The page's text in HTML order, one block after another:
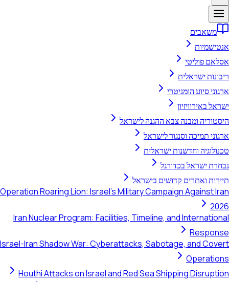
משאבים
פוליטי
ישראלית
סיוע הומניטרי
באירוויזיון
ומבנה צבא ההגנה לישראל
תמיכה וסנגור לישראל
וחדשנות ישראלית
ישראל בכדורגל
ואתרים קדושים בישראל
Operation Roaring Lion: Israel's Military Campaign Against
Iran Nuclear Program: Facilities, Timeline, and
Israel-Iran Shadow War: Cyberattacks, Sabotage, and
Houthi Attacks on Israel and Red Sea Shipping